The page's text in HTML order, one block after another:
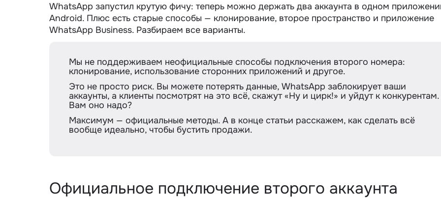
WhatsApp запустил крутую фичу: теперь можно держать два аккаунта в одном
Android. Плюс есть старые способы — клонирование, второе пространство и приложение
WhatsApp Business. Разбираем все варианты.
Мы не поддерживаем неофициальные способы подключения второго номера:
клонирование, использование сторонних приложений и другое.
Это не просто риск. Вы можете потерять данные, WhatsApp заблокирует ваши
аккаунты, а клиенты посмотрят на это всё, скажут «Ну и цирк!» и уйдут к конкурентам.
Вам оно надо?
Максимум — официальные методы. А в конце статьи расскажем, как сделать всё
вообще идеально, чтобы бустить продажи.
Официальное подключение второго аккаунта